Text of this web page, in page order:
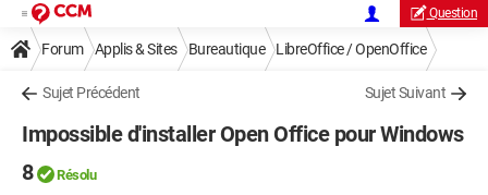
Question
Forum Applis & Sites Bureautique LibreOffice / OpenOffice
Sujet Précédent Sujet Suivant
Impossible d'installer Open Office pour Windows
8
Résolu